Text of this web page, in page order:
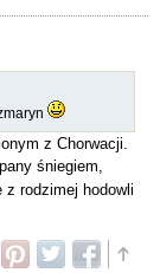
z Chorwacji.
śniegiem,
z rodzimej hodowli